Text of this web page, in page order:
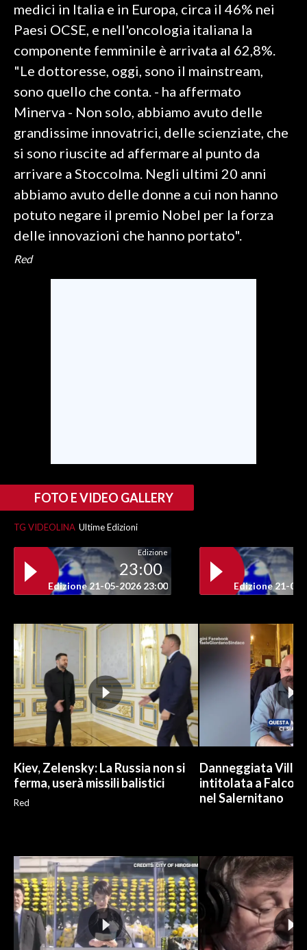
medici in Italia e in Europa, circa il 46% nei
Paesi OCSE, e nell'oncologia italiana la
componente femminile è arrivata al 62,8%.
"Le dottoresse, oggi, sono il mainstream,
sono quello che conta. - ha affermato
Minerva - Non solo, abbiamo avuto delle
grandissime innovatrici, delle scienziate, che
si sono riuscite ad affermare al punto da
arrivare a Stoccolma. Negli ultimi 20 anni
abbiamo avuto delle donne a cui non hanno
potuto negare il premio Nobel per la forza
delle innovazioni che hanno portato".
Red
FOTO E VIDEO GALLERY
TG VIDEOLINA Ultime Edizioni
Edizione
23:00
Edizione 21-05-2026 23:00 Edizione 21-05-
Kiev, Zelensky: La Russia non si
ferma, userà missili balistici
Red
Danneggiata Villa
intitolata a
nel Salernitano